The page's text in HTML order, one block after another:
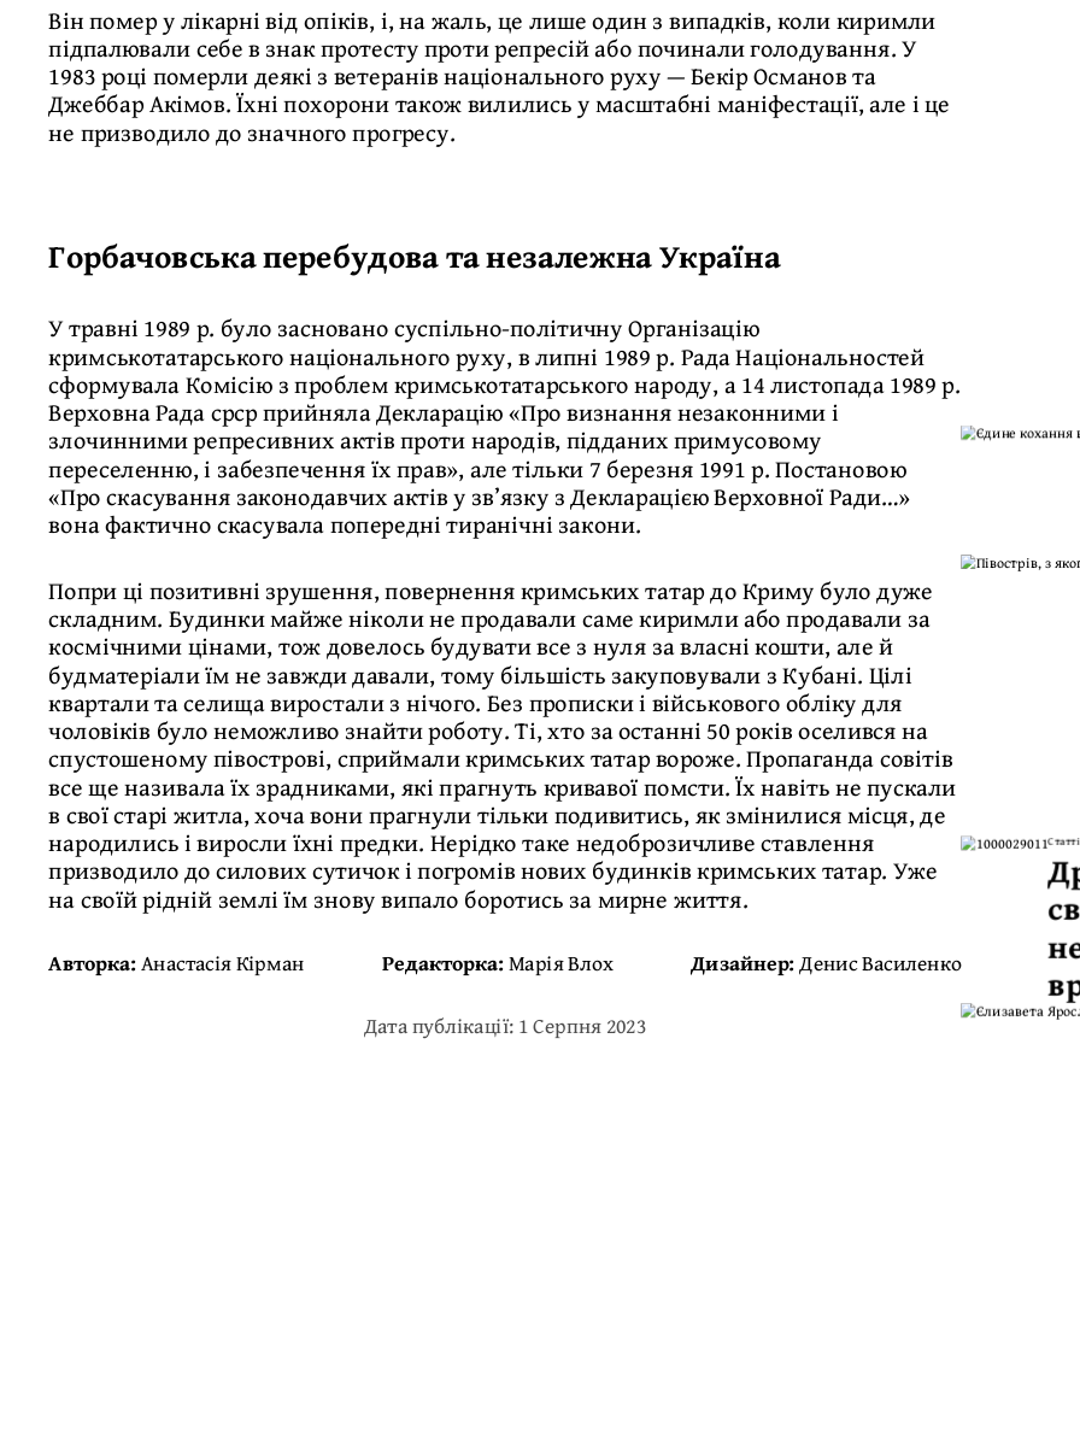
Він помер у лікарні від опіків, і, на жаль, це лише один з випадків, коли киримли
підпалювали себе в знак протесту проти репресій або починали голодування. У
1983 році померли деякі з ветеранів національного руху — Бекір Османов та
Джеббар Акімов. Їхні похорони також вилились у масштабні маніфестації, але і це
не призводило до значного прогресу.
Горбачовська перебудова та незалежна Україна
У травні 1989 р. було засновано суспільно-політичну Організацію
кримськотатарського національного руху, в липні 1989 р. Рада Національностей
сформувала Комісію з проблем кримськотатарського народу, а 14 листопада 1989 р.
Верховна Рада срср прийняла Декларацію «Про визнання незаконними і
злочинними репресивних актів проти народів, підданих примусовому
переселенню, і забезпечення їх прав», але тільки 7 березня 1991 р. Постановою
«Про скасування законодавчих актів у зв’язку з Декларацією Верховної Ради…»
вона фактично скасувала попередні тиранічні закони.
Попри ці позитивні зрушення, повернення кримських татар до Криму було дуже
складним. Будинки майже ніколи не продавали саме киримли або продавали за
космічними цінами, тож довелось будувати все з нуля за власні кошти, але й
будматеріали їм не завжди давали, тому більшість закуповували з Кубані. Цілі
квартали та селища виростали з нічого. Без прописки і військового обліку для
чоловіків було неможливо знайти роботу. Ті, хто за останні 50 років оселився на
спустошеному півострові, сприймали кримських татар вороже. Пропаганда совітів
все ще називала їх зрадниками, які прагнуть кривавої помсти. Їх навіть не пускали
в свої старі житла, хоча вони прагнули тільки подивитись, як змінилися місця, де
народились і виросли їхні предки. Нерідко таке недоброзичливе ставлення
призводило до силових сутичок і погромів нових будинків кримських татар. Уже
на своїй рідній землі їм знову випало боротись за мирне життя.
Авторка:Анастасія Кірман Редакторка:Марія Влох Дизайнер:Денис Василенко
Дата публікації: 1 Серпня 2023
Статті